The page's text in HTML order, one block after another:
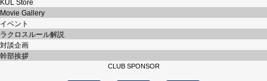
KUL Store
Movie Gallery
イベント
ラクロスルール解説
対談企画
幹部挨拶
CLUB SPONSOR